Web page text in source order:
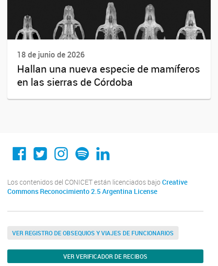
18 de junio de 2026
Hallan una nueva especie de mamíferos
en las sierras de Córdoba
Conicet Cordoba
@conicetcordoba
@conicetcordoba
SpotifyLinkedin
Los contenidos del CONICET están licenciados bajo Creative
Commons Reconocimiento 2.5 Argentina License
VER REGISTRO DE OBSEQUIOS Y VIAJES DE FUNCIONARIOS
VER VERIFICADOR DE RECIBOS